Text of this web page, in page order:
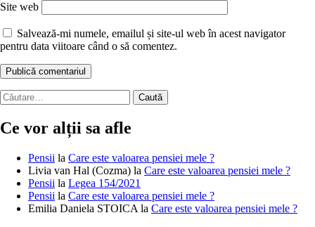
Site web
Salvează-mi numele, emailul și site-ul web în acest navigator
pentru data viitoare când o să comentez.
Caută
după:
Ce vor alții sa afle
Pensii la Care este valoarea pensiei mele ?
Livia van Hal (Cozma) la Care este valoarea pensiei mele ?
Pensii la Legea 154/2021
Pensii la Care este valoarea pensiei mele ?
Emilia Daniela STOICA la Care este valoarea pensiei mele ?